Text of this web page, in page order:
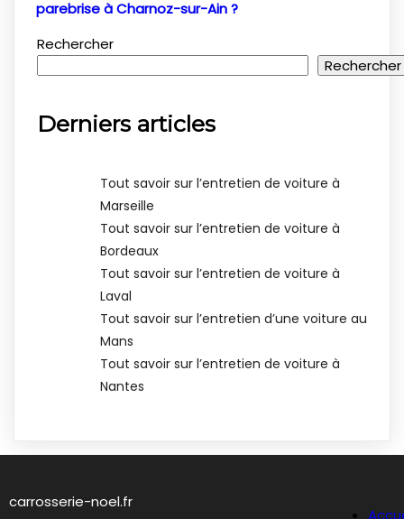
parebrise à Charnoz-sur-Ain ?
Rechercher
Rechercher
Derniers articles
Tout savoir sur l’entretien de voiture à
Marseille
Tout savoir sur l’entretien de voiture à
Bordeaux
Tout savoir sur l’entretien de voiture à
Laval
Tout savoir sur l’entretien d’une voiture au
Mans
Tout savoir sur l’entretien de voiture à
Nantes
carrosserie-noel.fr